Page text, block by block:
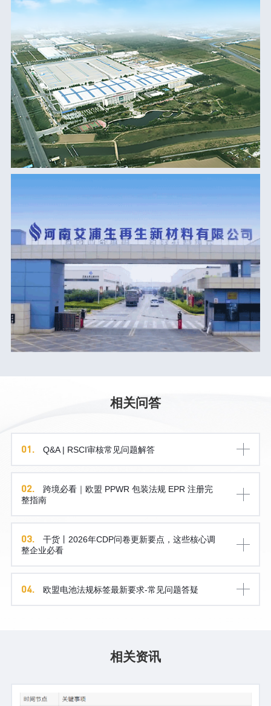
相关问答
01. Q&A | RSCI审核常见问题解答
02.
跨境必看｜欧盟 PPWR 包装法规 EPR 注册完
整指南
03.
干货丨2026年CDP问卷更新要点，这些核心调
整企业必看
04. 欧盟电池法规标签最新要求-常见问题答疑
相关资讯